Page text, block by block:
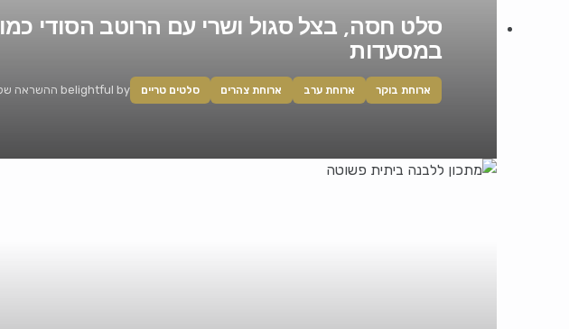
סלט חסה, בצל סגול ושרי עם הרוטב הסודי כמו
במסעדות
ארוחת בוקר ארוחת ערב ארוחת צהרים סלטים טריים by belightful ההשראה שלך לחיים טובים